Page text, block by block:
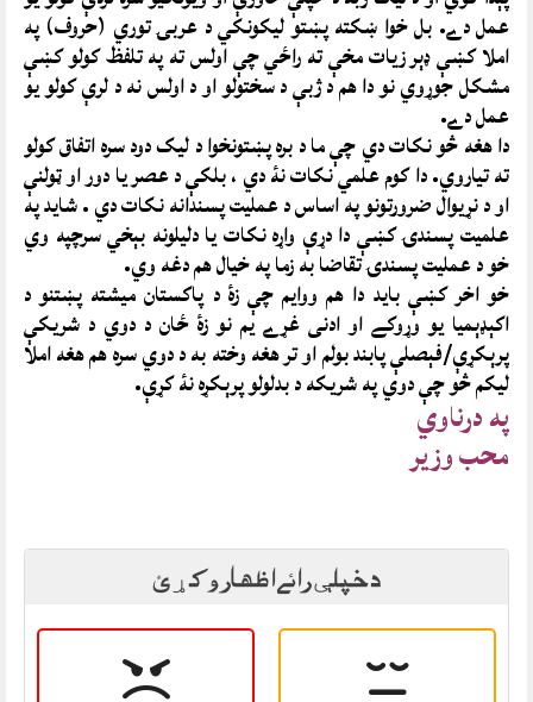
عمل دے. بل خوا ښکته پښتو ليکونکي د عربۍ توري (حروف) په
املا کښې ډېر زيات مخې ته راځي چې اولس ته په تلفظ کولو کښې
مشکل جوړوي نو دا هم د ژبې د سختولو او د اولس نه د لرې کولو يو
عمل دے.
دا هغه څو نکات دي چې ما د بره پښتونخوا د ليک دود سره اتفاق کولو
ته تياروي. دا کوم علمي نکات نۀ دي ، بلکې د عصر يا دور او ټولنې
او د نړيوال ضرورتونو په اساس د عمليت پسندانه نکات دي . شايد په
علميت پسندۍ کښې دا دړې واړه نکات يا دليلونه بېخي سرچپه وي
خو د عمليت پسندۍ تقاضا به زما په خيال هم دغه وي.
خو اخر کښې بايد دا هم ووايم چې زۀ د پاکستان ميشته پښتنو د
اکېډېميا يو وړوکے او ادنی غړے يم نو زۀ ځان د دوي د شريکې
پرېکړې/فېصلې پابند بولم او تر هغه وخته به د دوي سره هم هغه املا
ليکم څو چې دوي په شريکه د بدلولو پرېکړه نۀ کړې.
په درناوي
محب وزير
د خپلې رائے اظهار وکړئ